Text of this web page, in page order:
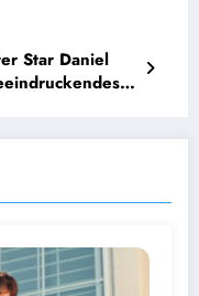
Star Daniel